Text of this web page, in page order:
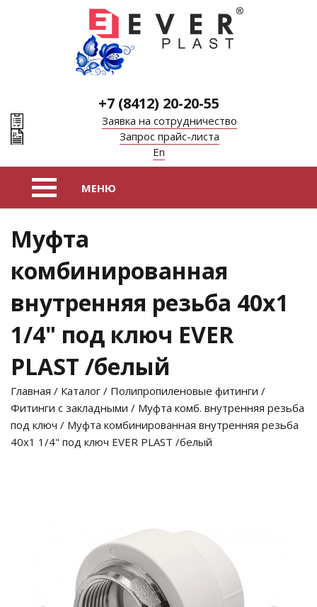
+7 (8412) 20-20-55
Заявка на сотрудничество
Запрос прайс-листа
En
Муфта
комбинированная
внутренняя резьба 40х1
1/4" под ключ EVER
PLAST /белый
Главная / Каталог / Полипропиленовые фитинги /
Фитинги с закладными / Муфта комб. внутренняя резьба
под ключ / Муфта комбинированная внутренняя резьба
40х1 1/4" под ключ EVER PLAST /белый